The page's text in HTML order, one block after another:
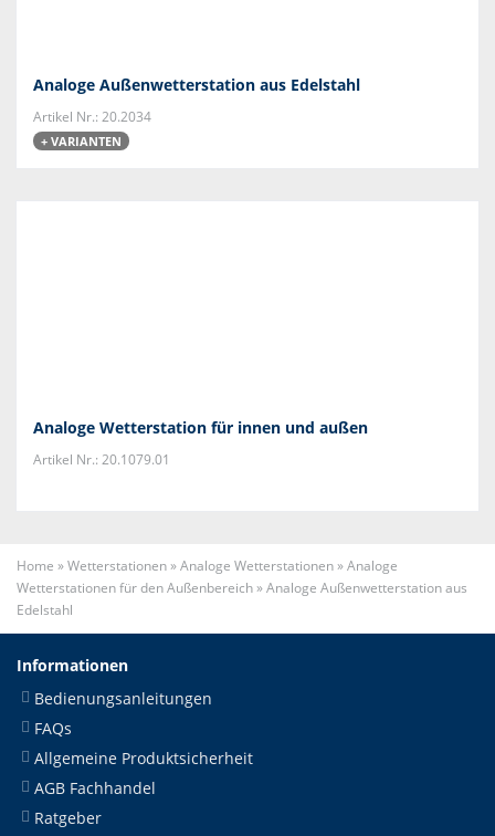
Analoge Außenwetterstation aus Edelstahl
Artikel Nr.: 20.2034
+ VARIANTEN
Analoge Wetterstation für innen und außen
Artikel Nr.: 20.1079.01
Home »Wetterstationen»Analoge Wetterstationen»Analoge
Wetterstationen für den Außenbereich»Analoge Außenwetterstation aus
Edelstahl
Informationen
Bedienungsanleitungen
FAQs
Allgemeine Produktsicherheit
AGB Fachhandel
Ratgeber